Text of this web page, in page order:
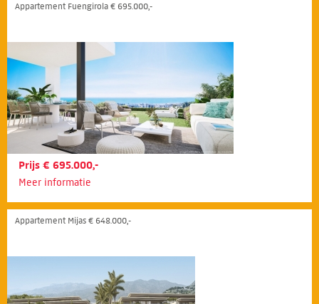
Appartement Fuengirola € 695.000,-
Prijs € 695.000,-
Meer informatie
Appartement Mijas € 648.000,-